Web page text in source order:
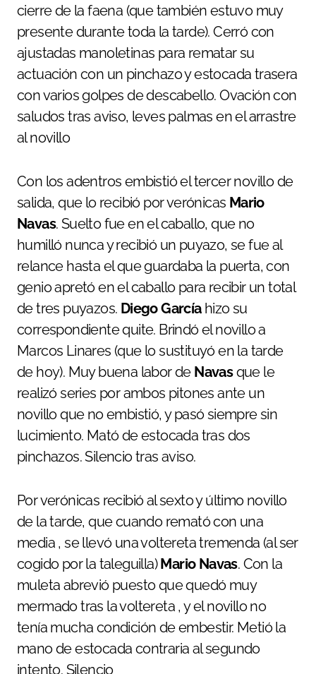
cierre de la faena (que también estuvo muy
presente durante toda la tarde). Cerró con
ajustadas manoletinas para rematar su
actuación con un pinchazo y estocada trasera
con varios golpes de descabello. Ovación con
saludos tras aviso, leves palmas en el arrastre
al novillo
Con los adentros embistió el tercer novillo de
salida, que lo recibió por verónicas Mario
Navas. Suelto fue en el caballo, que no
humilló nunca y recibió un puyazo, se fue al
relance hasta el que guardaba la puerta, con
genio apretó en el caballo para recibir un total
de tres puyazos. Diego Garcíahizo su
correspondiente quite. Brindó el novillo a
Marcos Linares (que lo sustituyó en la tarde
de hoy). Muy buena labor de Navasque le
realizó series por ambos pitones ante un
novillo que no embistió, y pasó siempre sin
lucimiento. Mató de estocada tras dos
pinchazos. Silencio tras aviso.
Por verónicas recibió al sexto y último novillo
de la tarde, que cuando remató con una
media , se llevó una voltereta tremenda (al ser
cogido por la taleguilla)Mario Navas. Con la
muleta abrevió puesto que quedó muy
mermado tras la voltereta , y el novillo no
tenía mucha condición de embestir. Metió la
mano de estocada contraria al segundo
intento. Silencio